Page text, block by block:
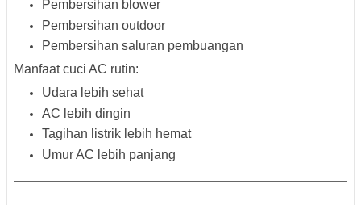
Pembersihan blower
Pembersihan outdoor
Pembersihan saluran pembuangan
Manfaat cuci AC rutin:
Udara lebih sehat
AC lebih dingin
Tagihan listrik lebih hemat
Umur AC lebih panjang